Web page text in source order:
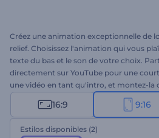
Créez une animation exceptionnelle de
relief. Choisissez l'animation qui vous
texte du bas et le son de votre choix.
directement sur YouTube pour une
une vidéo en tant qu'intro, et montez-la
que fiche de fin. À vous de créer !
16:9 9:16
Estilos disponibles (2)